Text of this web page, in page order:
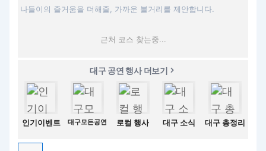
나들이의 즐거움을 더해줄, 가까운 볼거리를 제안합니다.
근처 코스 찾는중...
대구 공연 행사 더보기
인기이벤트 대구모든공연 로컬 행사 대구 소식 대구 총정리